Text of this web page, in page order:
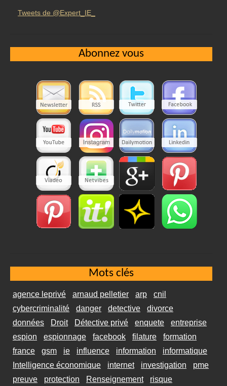
Tweets de @Expert_IE_
Abonnez vous
Mots clés
agence leprivé arnaud pelletier arp
cnil
cybercriminalité
danger detective
divorce
données
Droit Détective privé enquete
entreprise
espion
espionnage facebook filature
formation
france
gsm ie influence information
informatique
Intelligence économique
internet investigation
pme
preuve
protection Renseignement risque